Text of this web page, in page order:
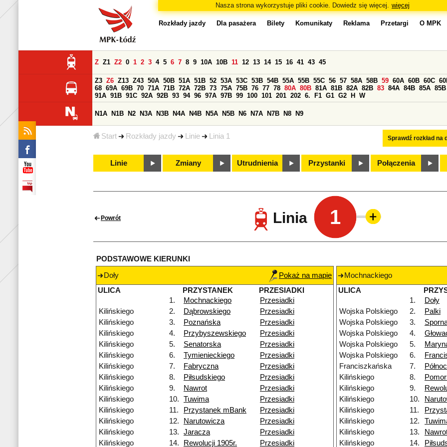
Nasza strona wykorzystuje pliki cookie. Dowiedz się więcej. więcej
Start Rozkłady jazdy Linie Linia 1
Rozkłady jazdy Dla pasażera Bilety Komunikaty Reklama Przetargi O MPK
Sprawdź rozkład na
Z Z1 Z2 0 1 2 3 4 5 6 7 8 9 10A 10B 11 12 13 14 15 16 41 43 45
Z3 Z6 Z13 Z43 50A 50B 51A 51B 52 53A 53C 53B 54B 55A 55B 55C 56 57 58A 58B 59 60A 60B 60C
68 69A 69B 70 71A 71B 72A 72B 73 75A 75B 76 77 78 80A 80B 81A 81B 82A 82B 83 84A 84B 85A 85B
91A 91B 91C 92A 92B 93 94 96 97A 97B 99 100 101 201 202 6. F1 G1 G2 H W
N1A N1B N2 N3A N3B N4A N4B N5A N5B N6 N7A N7B N8 N9
Linie Zmiany Utrudnienia Przystanki Połączenia
Powrót Linia 1
PODSTAWOWE KIERUNKI
Doły
Pokaż na mapie
ULICA
PRZYSTANEK
PRZESIADKI
1.
Mochnackiego
Przesiadki
Kilińskiego
2. Dąbrowskiego
Przesiadki
Kilińskiego
3. Poznańska
Przesiadki
Kilińskiego
4. Przybyszewskiego
Przesiadki
Kilińskiego
5. Senatorska
Przesiadki
Kilińskiego
6. Tymienieckiego
Przesiadki
Kilińskiego
7. Fabryczna
Przesiadki
Kilińskiego
8. Piłsudskiego
Przesiadki
Kilińskiego
9. Nawrot
Przesiadki
Kilińskiego
10. Tuwima
Przesiadki
Kilińskiego
11. Przystanek mBank
Przesiadki
Kilińskiego
12. Narutowicza
Przesiadki
Kilińskiego
13. Jaracza
Przesiadki
Kilińskiego
14. Rewolucji 1905r. Przesiadki
Mochnackiego
ULICA
1.
Doły
Wojska Polskiego
2.
Palki
Wojska Polskiego
3.
Wojska Polskiego
4.
Wojska Polskiego
5.
Wojska Polskiego
6.
Franciszkańska
7.
Kilińskiego
8.
Kilińskiego
9.
Kilińskiego
10.
Kilińskiego
11.
Kilińskiego
12.
Kilińskiego
13.
Kilińskiego
14.